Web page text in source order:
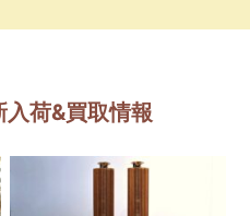
荷&買取情報